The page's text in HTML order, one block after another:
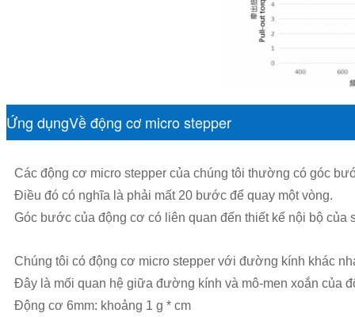
Ứng dụngVề động cơ micro stepper
Các động cơ micro stepper của chúng tôi thường có góc
Điều đó có nghĩa là phải mất 20 bước để quay một vòng.
Góc bước của động cơ có liên quan đến thiết kế nội bộ của
Chúng tôi có động cơ micro stepper với đường kính khác
Đây là mối quan hệ giữa đường kính và mô-men xoắn của
Động cơ 6mm: khoảng 1 g * cm